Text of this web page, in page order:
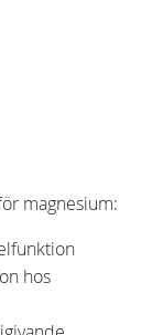
magnesium:
hos